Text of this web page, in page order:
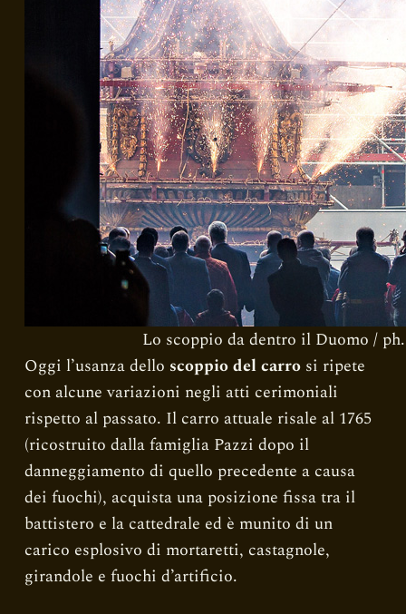
Lo scoppio da dentro il Duomo /
Oggi l’usanza dello scoppio del carrosi ripete
con alcune variazioni negli atti cerimoniali
rispetto al passato. Il carro attuale risale al 1765
(ricostruito dalla famiglia Pazzi dopo il
danneggiamento di quello precedente a causa
dei fuochi), acquista una posizione fissa tra il
battistero e la cattedrale ed è munito di un
carico esplosivo di mortaretti, castagnole,
girandole e fuochi d’artificio.